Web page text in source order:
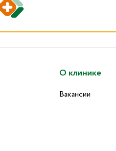
О клинике
Вакансии